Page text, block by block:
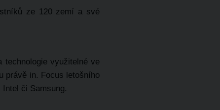
ze 120 zemí a své
technologie využitelné ve
právě in. Focus letošního
Intel či Samsung.